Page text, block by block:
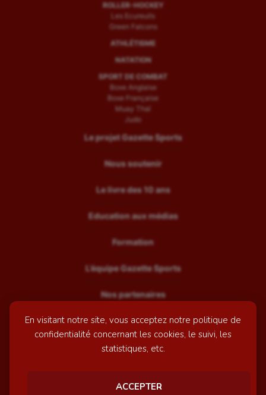
En visitant notre site, vous acceptez notre politique de
confidentialité concernant les cookies, le suivi, les
statistiques, etc.
ACCEPTER
ROLLER-HOCKEY
Les Ecureuils
Green Falcons
ATHLÉTISME
NATATION
SPORT DE COMBAT
Boxe Anglaise
Boxe Française
Muay Thaï
Judo
Le projet Gazette Sports
Nous soutenir
Le livre des 10 ans
Education aux médias
Formation
L’équipe Gazette Sports
Nos partenaires
Recrutement
Mentions légales